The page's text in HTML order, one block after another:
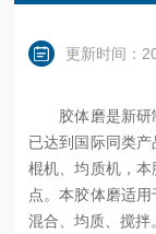
更新时间：
胶体磨是新研
已达到国际同类
棍机、均质机，
点。本胶体磨适
混合、均质、搅拌